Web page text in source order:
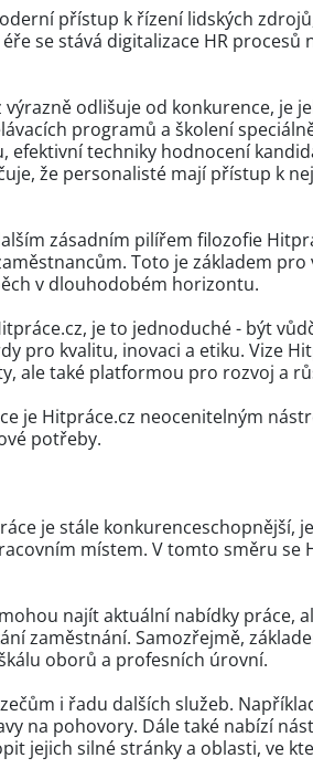
přístup k řízení lidských
se stává digitalizace HR
odlišuje od konkurence, je
programů a školení
efektivní techniky hodnocení
že personalisté mají přístup k
zásadním pilířem filozofie
Toto je základem
v dlouhodobém horizontu.
je to jednoduché - být
pro kvalitu, inovaci a etiku. Vize
ale také platformou pro rozvoj a
je Hitpráce.cz neocenitelným
potřeby.
je stále konkurenceschopnější,
místem. V tomto směru se
najít aktuální nabídky práce,
zaměstnání. Samozřejmě,
oborů a profesních úrovní.
i řadu dalších služeb.
na pohovory. Dále také nabízí
jejich silné stránky a oblasti, ve